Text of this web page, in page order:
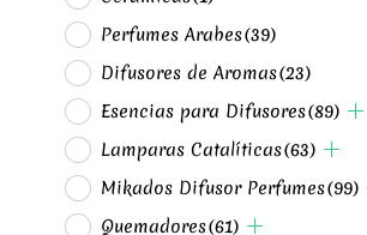
Perfumes Arabes(39)
Difusores de Aromas(23)
Esencias para Difusores(89)
Lamparas Catalíticas(63)
Mikados Difusor Perfumes(99)
Quemadores(61)